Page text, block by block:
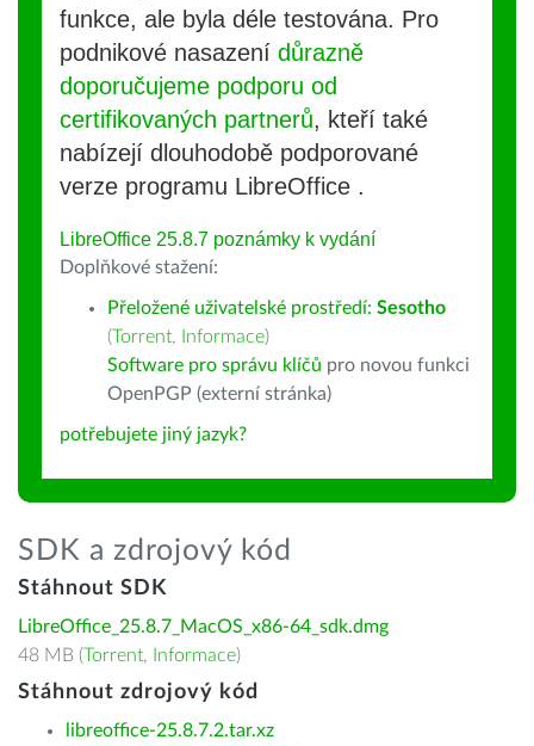
funkce, ale byla déle testována. Pro
podnikové nasazení důrazně
doporučujeme podporu od
certifikovaných partnerů, kteří také
nabízejí dlouhodobě podporované
verze programu LibreOffice .
LibreOffice 25.8.7 poznámky k vydání
Doplňkové stažení:
Přeložené uživatelské prostředí: Sesotho
(Torrent, Informace)
Software pro správu klíčů pro novou funkci
OpenPGP (externí stránka)
potřebujete jiný jazyk?
SDK a zdrojový kód
Stáhnout SDK
LibreOffice_25.8.7_MacOS_x86-64_sdk.dmg
48 MB (Torrent, Informace)
Stáhnout zdrojový kód
libreoffice-25.8.7.2.tar.xz